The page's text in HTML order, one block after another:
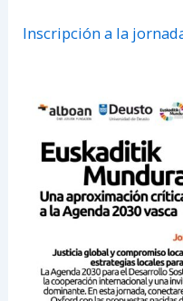
Inscripción a la